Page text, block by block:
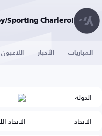
Sporting Charleroi ( )
المباريات الأخبار اللاعبون
الدولة
الاتحاد
الاتحاد